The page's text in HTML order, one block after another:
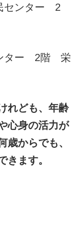
センター 2
ンター 2階 栄
れども、年齢
心身の活力が
歳からでも、
きます。